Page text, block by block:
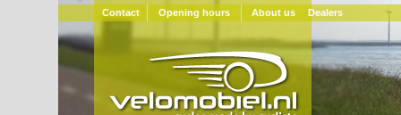
Contact Opening hours About us Dealers